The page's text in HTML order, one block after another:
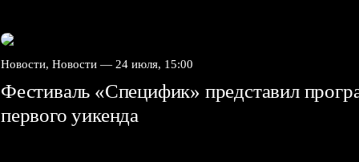
Новости, Новости — 24 июля, 15:00
Фестиваль «Специфик» представил
первого уикенда